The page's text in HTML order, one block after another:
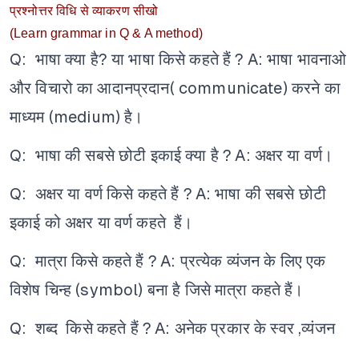
प्रश्नोत्तर विधि से व्याकरण सीखो
(Learn grammar in Q & A method)
Q: भाषा क्या है? या भाषा किसे कहते हैं ? A: भाषा भावनाओ
और विचारो का आदानप्रदान( communicate) करने का
माध्यम (medium) है।
Q: भाषा की सबसे छोटी इकाई क्या है ? A: अक्षर या वर्ण।
Q: अक्षर या वर्ण किसे कहते हैं ? A: भाषा की सबसे छोटी
इकाई को अक्षर या वर्ण कहते हैं।
Q: मात्रा किसे कहते हैं ? A: प्रत्येक व्यंजन के लिए एक
विशेष चिन्ह (symbol) बना है जिसे मात्रा कहते हैं।
Q: शब्द किसे कहते हैं ? A: अनेक प्रकार के स्वर ,व्यंजन